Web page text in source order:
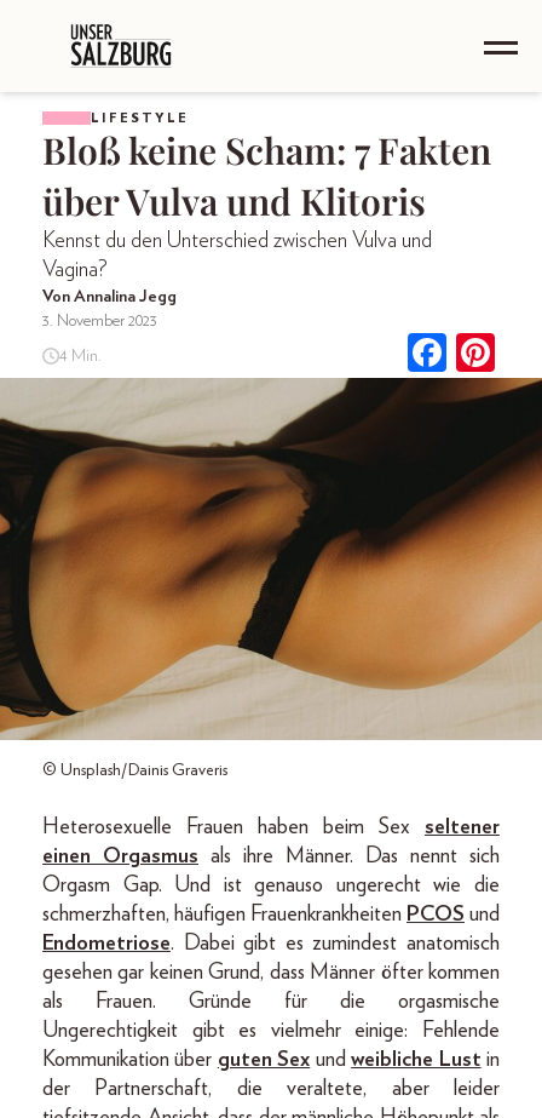
LIFESTYLE
Bloß keine Scham: 7 Fakten
über Vulva und Klitoris
Kennst du den Unterschied zwischen Vulva und
Vagina?
Von Annalina Jegg
3. November 2023
4 Min.
© Unsplash/Dainis Graveris
Heterosexuelle Frauen haben beim Sex seltener
einen Orgasmus als ihre Männer. Das nennt sich
Orgasm Gap. Und ist genauso ungerecht wie die
schmerzhaften, häufigen Frauenkrankheiten PCOS und
Endometriose. Dabei gibt es zumindest anatomisch
gesehen gar keinen Grund, dass Männer öfter kommen
als Frauen. Gründe für die orgasmische
Ungerechtigkeit gibt es vielmehr einige: Fehlende
Kommunikation über guten Sex undweibliche Lust in
der Partnerschaft, die veraltete, aber leider